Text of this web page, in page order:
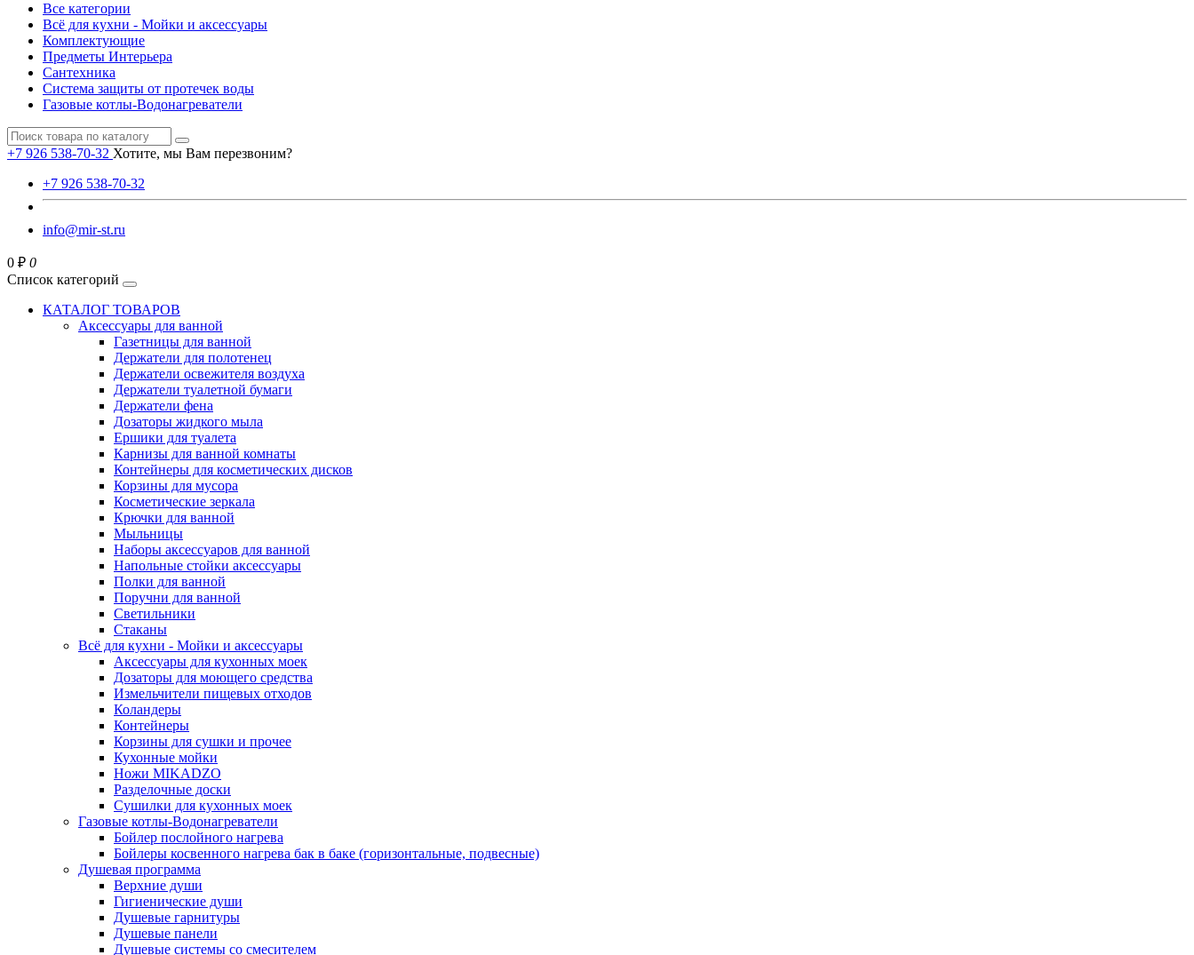
Все категории
Всё для кухни - Мойки и аксессуары
Комплектующие
Предметы Интерьера
Сантехника
Система защиты от протечек воды
Газовые котлы-Водонагреватели
+7 926 538-70-32 Хотите, мы Вам перезвоним?
+7 926 538-70-32
info@mir-st.ru
0 ₽ 0
Список категорий
КАТАЛОГ ТОВАРОВ
Аксессуары для ванной
Газетницы для ванной
Держатели для полотенец
Держатели освежителя воздуха
Держатели туалетной бумаги
Держатели фена
Дозаторы жидкого мыла
Ершики для туалета
Карнизы для ванной комнаты
Контейнеры для косметических дисков
Корзины для мусора
Косметические зеркала
Крючки для ванной
Мыльницы
Наборы аксессуаров для ванной
Напольные стойки аксессуары
Полки для ванной
Поручни для ванной
Светильники
Стаканы
Всё для кухни - Мойки и аксессуары
Аксессуары для кухонных моек
Дозаторы для моющего средства
Измельчители пищевых отходов
Коландеры
Контейнеры
Корзины для сушки и прочее
Кухонные мойки
Ножи MIKADZO
Разделочные доски
Сушилки для кухонных моек
Газовые котлы-Водонагреватели
Бойлер послойного нагрева
Бойлеры косвенного нагрева бак в баке (горизонтальные, подвесные)
Душевая программа
Верхние души
Гигиенические души
Душевые гарнитуры
Душевые панели
Душевые системы со смесителем